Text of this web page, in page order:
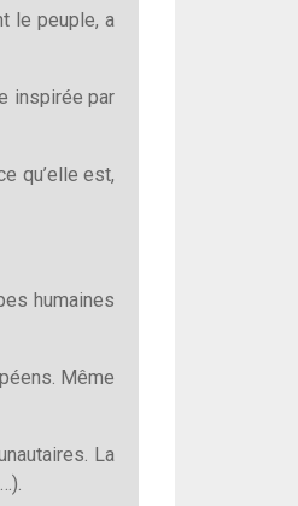
le peuple, a
inspirée par
qu’elle est,
humaines
Même
La